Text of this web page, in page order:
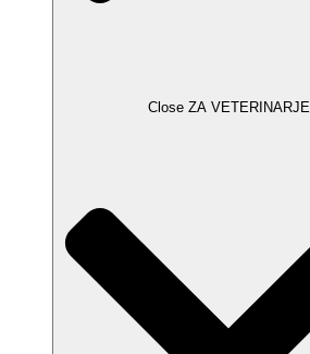
Close ZA VETERINARJE